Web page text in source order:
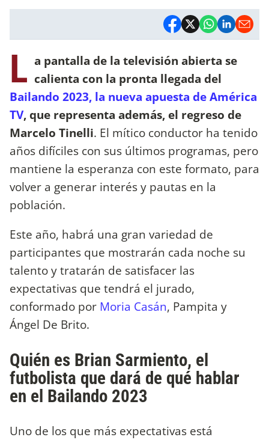
L a pantalla de la televisión abierta se
calienta con la pronta llegada del
Bailando 2023, la nueva apuesta de América
TV, que representa además, el regreso de
Marcelo Tinelli. El mítico conductor ha tenido
años difíciles con sus últimos programas, pero
mantiene la esperanza con este formato, para
volver a generar interés y pautas en la
población.
Este año, habrá una gran variedad de
participantes que mostrarán cada noche su
talento y tratarán de satisfacer las
expectativas que tendrá el jurado,
conformado por Moria Casán, Pampita y
Ángel De Brito.
Quién es Brian Sarmiento, el
futbolista que dará de qué hablar
en el Bailando 2023
Uno de los que más expectativas está